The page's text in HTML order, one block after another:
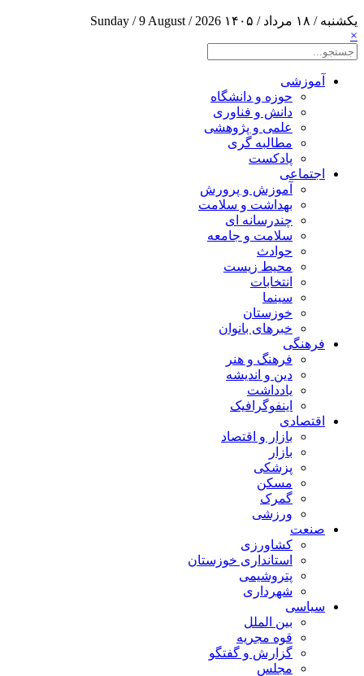
یکشنبه / ۱۸ مرداد / ۱۴۰۵
Sunday / 9 August / 2026
×
آموزشی
حوزه و دانشگاه
دانش و فناوری
علمی و پژوهشی
مطالبه گری
پادکست
اجتماعی
آموزش و پرورش
بهداشت و سلامت
چندرسانه ای
سلامت و جامعه
حوادث
محیط زیست
انتخابات
سینما
خوزستان
خبرهای بانوان
فرهنگی
فرهنگ و هنر
دین و اندیشه
یادداشت
اینفوگرافیک
اقتصادی
بازار و اقتصاد
بازار
پزشکی
مسکن
گمرک
ورزشی
صنعت
کشاورزی
استانداری خوزستان
پتروشیمی
شهرداری
سیاسی
بین الملل
قوه مجریه
گزارش و گفتگو
مجلس